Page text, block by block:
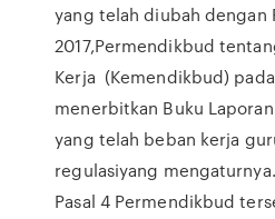
yang telah diubah dengan
2017,Permendikbud
Kerja (Kemendikbud)
menerbitkan Buku
yang telah beban kerja
regulasiyang
Pasal 4 Permendikbud